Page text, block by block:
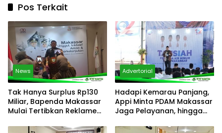
Pos Terkait
News
Tak Hanya Surplus Rp130
Miliar, Bapenda Makassar
Mulai Tertibkan Reklame
Advertorial
Hadapi Kemarau Panjang,
Appi Minta PDAM Makassar
Jaga Pelayanan, hingga